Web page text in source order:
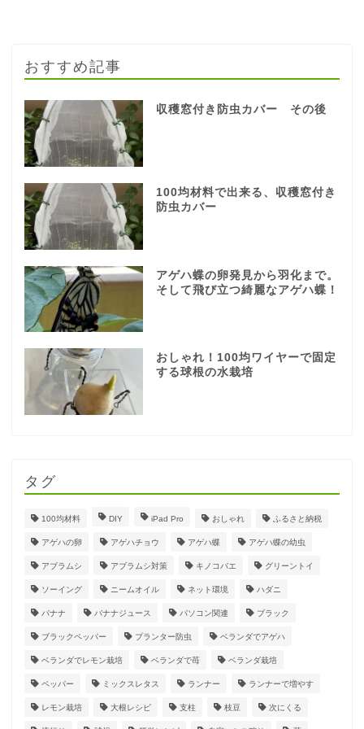
おすすめ記事
収穫窓付き防虫カバー その後
100均材料で出来る、収穫窓付き
防虫カバー
アゲハ蝶の卵発見から羽化まで。
そして飛び立つ綺麗なアゲハ蝶！
おしゃれ！100均ワイヤーで固定
する球根の水栽培
タグ
100均材料 DIY iPad Pro おしゃれ ふるさと納税
アゲハの卵 アゲハチョウ アゲハ蝶 アゲハ蝶の幼虫
アブラムシ アブラムシ対策 キノコバエ グリーントイ
ソーイング ニームオイル ネット環境 ハダニ
バナナ バナナジュース パソコン関連 ブラック
ブラックペッパー プランター防虫 ベランダでアゲハ
ベランダでレモン栽培 ベランダで苺 ベランダ栽培
ペッパー ミックスレタス ランナー ランナーで増やす
レモン栽培 大根レシピ 支柱 枝豆 次にくる